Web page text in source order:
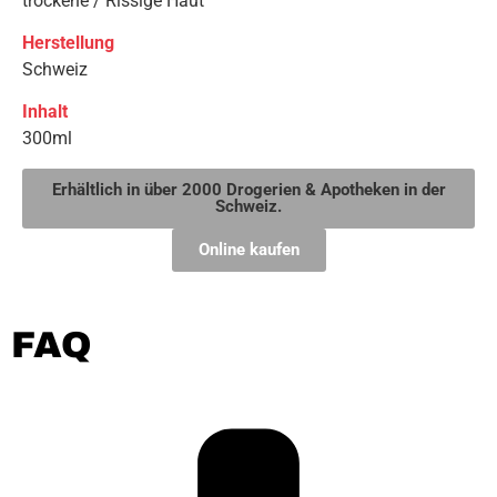
Herstellung
Schweiz
Inhalt
300ml
Erhältlich in über 2000 Drogerien & Apotheken in der
Schweiz.
Online kaufen
FAQ